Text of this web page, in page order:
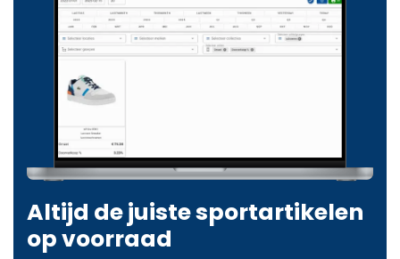
Altijd de juiste sportartikelen
op voorraad